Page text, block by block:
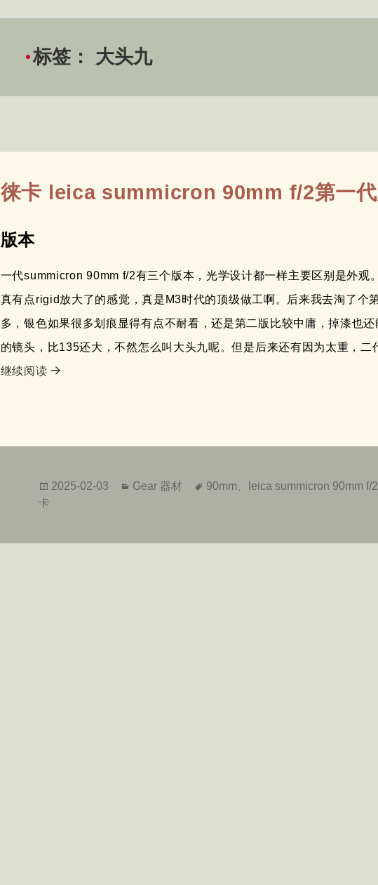
标签： 大头九
徕卡 leica summicron 90mm f/2第一
版本
一代summicron 90mm f/2有三个版本，光学设计都一样主要区别是外观
真有点rigid放大了的感觉，真是M3时代的顶级做工啊。后来我去淘了个
多，银色如果很多划痕显得有点不耐看，还是第二版比较中庸，掉漆也
的镜头，比135还大，不然怎么叫大头九呢。但是后来还有因为太重，二
继续阅读徕卡 leica summicron 90mm f/2第一代大头九
发
2025-02-03
分
Gear 器材
标
90mm leica summicron 90mm f/2
卡